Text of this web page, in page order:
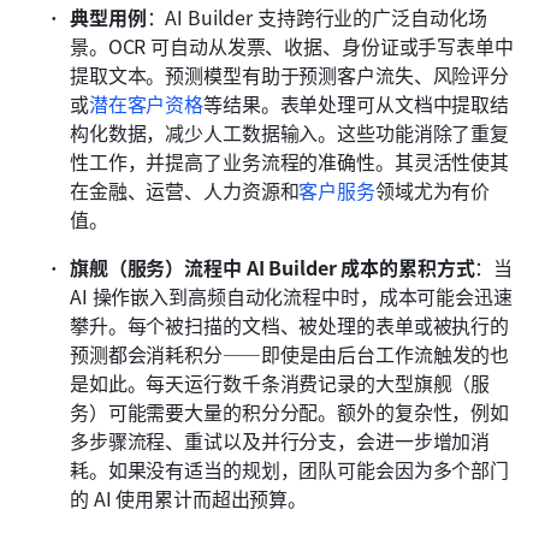
典型用例：AI Builder 支持跨行业的广泛自动化场
景。OCR 可自动从发票、收据、身份证或手写表单中
提取文本。预测模型有助于预测客户流失、风险评分
或潜在客户资格等结果。表单处理可从文档中提取结
构化数据，减少人工数据输入。这些功能消除了重复
性工作，并提高了业务流程的准确性。其灵活性使其
在金融、运营、人力资源和客户服务领域尤为有价
值。
旗舰（服务）流程中 AI Builder 成本的累积方式：当
AI 操作嵌入到高频自动化流程中时，成本可能会迅速
攀升。每个被扫描的文档、被处理的表单或被执行的
预测都会消耗积分——即使是由后台工作流触发的也
是如此。每天运行数千条消费记录的大型旗舰（服
务）可能需要大量的积分分配。额外的复杂性，例如
多步骤流程、重试以及并行分支，会进一步增加消
耗。如果没有适当的规划，团队可能会因为多个部门
的 AI 使用累计而超出预算。